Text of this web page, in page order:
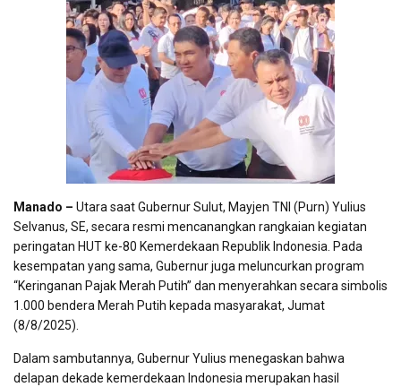
Manado – Utara saat Gubernur Sulut, Mayjen TNI (Purn) Yulius
Selvanus, SE, secara resmi mencanangkan rangkaian kegiatan
peringatan HUT ke-80 Kemerdekaan Republik Indonesia. Pada
kesempatan yang sama, Gubernur juga meluncurkan program
“Keringanan Pajak Merah Putih” dan menyerahkan secara simbolis
1.000 bendera Merah Putih kepada masyarakat, Jumat
(8/8/2025).
Dalam sambutannya, Gubernur Yulius menegaskan bahwa
delapan dekade kemerdekaan Indonesia merupakan hasil